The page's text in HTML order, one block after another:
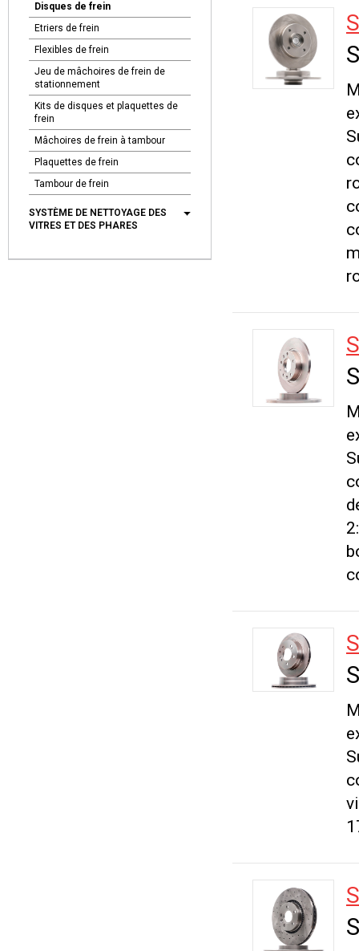
Disques de frein
Etriers de frein
Flexibles de frein
Jeu de mâchoires de frein de
stationnement
Kits de disques et plaquettes de
frein
Mâchoires de frein à tambour
Plaquettes de frein
Tambour de frein
SYSTÈME DE NETTOYAGE DES
VITRES ET DES PHARES